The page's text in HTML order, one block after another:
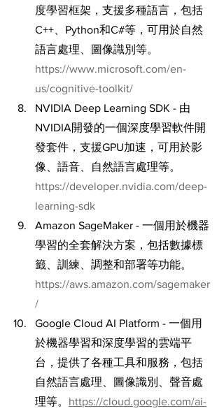
度學習框架，支援多種語言，包括
C++、Python和C#等，可用於自然
語言處理、圖像識別等。
https://www.microsoft.com/en-
us/cognitive-toolkit/
NVIDIA Deep Learning SDK - 由
NVIDIA開發的一個深度學習軟件開
發套件，支援GPU加速，可用於影
像、語音、自然語言處理等。
https://developer.nvidia.com/deep-
learning-sdk
Amazon SageMaker - 一個用於機器
學習的全套解決方案，包括數據標
籤、訓練、調整和部署等功能。
https://aws.amazon.com/sagemaker
/
Google Cloud AI Platform - 一個用
於機器學習和深度學習的雲端平
台，提供了各種工具和服務，包括
自然語言處理、圖像識別、聲音處
理等。 https://cloud.google.com/ai-